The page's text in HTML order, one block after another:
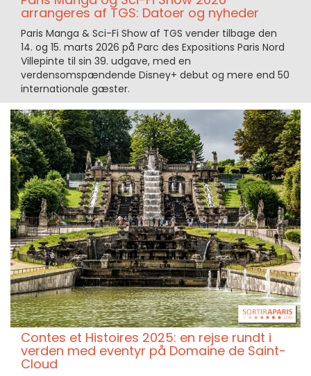
arrangeres af TGS: Datoer og nyheder
Paris Manga & Sci-Fi Show af TGS vender tilbage den
14. og 15. marts 2026 på Parc des Expositions Paris Nord
Villepinte til sin 39. udgave, med en
verdensomspændende Disney+ debut og mere end 50
internationale gæster.
Contes et Histoires 2025: en rejse rundt i
verden med eventyr på Domaine de Saint-
Cloud